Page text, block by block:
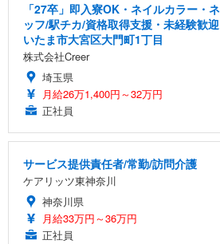
「27卒」即入寮OK・ネイルカラー・
ッフ/駅チカ/資格取得支援・未経験歓
いたま市大宮区大門町1丁目
株式会社Creer
埼玉県
月給26万1,400円～32万円
正社員
サービス提供責任者/常勤/訪問介護
ケアリッツ東神奈川
神奈川県
月給33万円～36万円
正社員